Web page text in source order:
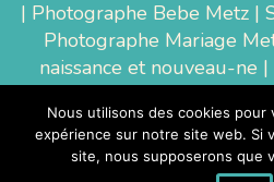
| Photographe Bebe Metz |
Photographe Mariage
naissance et nouveau-ne |
Luxembourg|
Photographe
Nous utilisons des cookies pour
expérience sur notre site web. Si
site, nous supposerons que